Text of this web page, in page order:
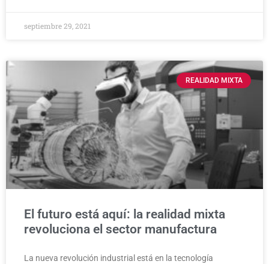
septiembre 29, 2021
REALIDAD MIXTA
El futuro está aquí: la realidad mixta
revoluciona el sector manufactura
La nueva revolución industrial está en la tecnología